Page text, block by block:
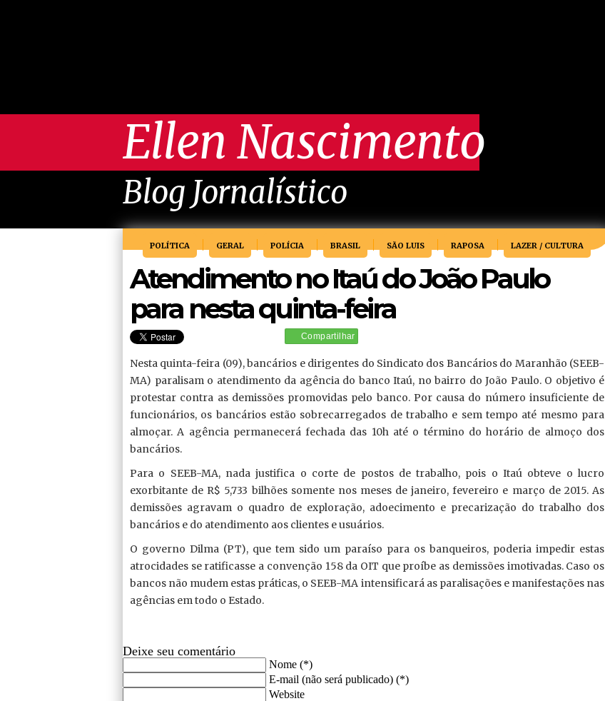
Ellen Nascimento
Blog Jornalístico
POLÍTICA GERAL POLÍCIA BRASIL SÃO LUIS RAPOSA LAZER / CULTURA
Atendimento no Itaú do João Paulo
para nesta quinta-feira
Compartilhar
Nesta quinta-feira (09), bancários e dirigentes do Sindicato dos Bancários do Maranhão (SEEB-
MA) paralisam o atendimento da agência do banco Itaú, no bairro do João Paulo. O objetivo é
protestar contra as demissões promovidas pelo banco. Por causa do número insuficiente de
funcionários, os bancários estão sobrecarregados de trabalho e sem tempo até mesmo para
almoçar. A agência permanecerá fechada das 10h até o término do horário de almoço dos
bancários.
Para o SEEB-MA, nada justifica o corte de postos de trabalho, pois o Itaú obteve o lucro
exorbitante de R$ 5,733 bilhões somente nos meses de janeiro, fevereiro e março de 2015. As
demissões agravam o quadro de exploração, adoecimento e precarização do trabalho dos
bancários e do atendimento aos clientes e usuários.
O governo Dilma (PT), que tem sido um paraíso para os banqueiros, poderia impedir estas
atrocidades se ratificasse a convenção 158 da OIT que proíbe as demissões imotivadas. Caso os
bancos não mudem estas práticas, o SEEB-MA intensificará as paralisações e manifestações nas
agências em todo o Estado.
Deixe seu comentário
Nome (*)
E-mail (não será publicado) (*)
Website